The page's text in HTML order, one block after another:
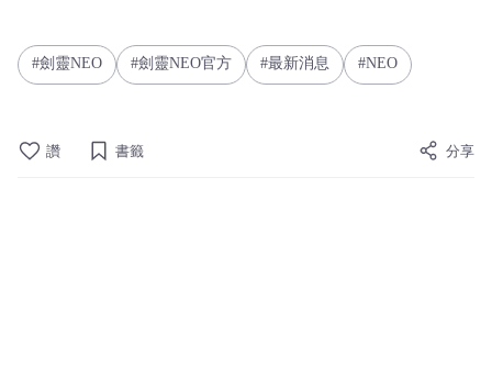
劍靈NEO 劍靈NEO官方 最新消息 NEO
讚 書籤 分享